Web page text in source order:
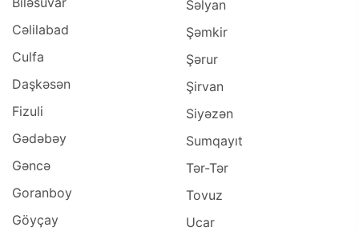
Cəlilabad
Culfa
Daşkəsən
Fizuli
Gədəbəy
Gəncə
Goranboy
Göyçay
Səlyan
Şəmkir
Şərur
Şirvan
Siyəzən
Sumqayıt
Tər-Tər
Tovuz
Ucar